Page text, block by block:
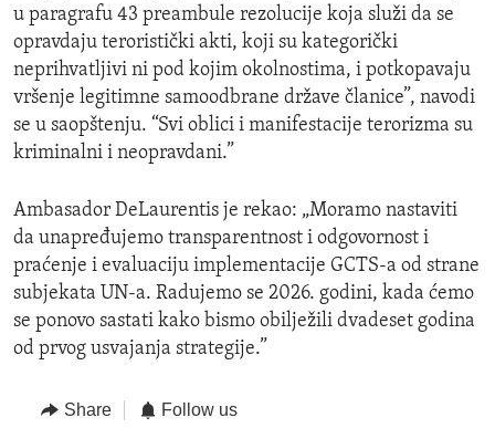
u paragrafu 43 preambule rezolucije koja služi da se
opravdaju teroristički akti, koji su kategorički
neprihvatljivi ni pod kojim okolnostima, i potkopavaju
vršenje legitimne samoodbrane države članice”, navodi
se u saopštenju. “Svi oblici i manifestacije terorizma su
kriminalni i neopravdani.”
Ambasador DeLaurentis je rekao: „Moramo nastaviti
da unapređujemo transparentnost i odgovornost i
praćenje i evaluaciju implementacije GCTS-a od strane
subjekata UN-a. Radujemo se 2026. godini, kada ćemo
se ponovo sastati kako bismo obilježili dvadeset godina
od prvog usvajanja strategije.”
Share Follow us